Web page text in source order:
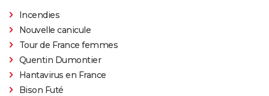
Incendies
Nouvelle canicule
Tour de France femmes
Quentin Dumontier
Hantavirus en France
Bison Futé